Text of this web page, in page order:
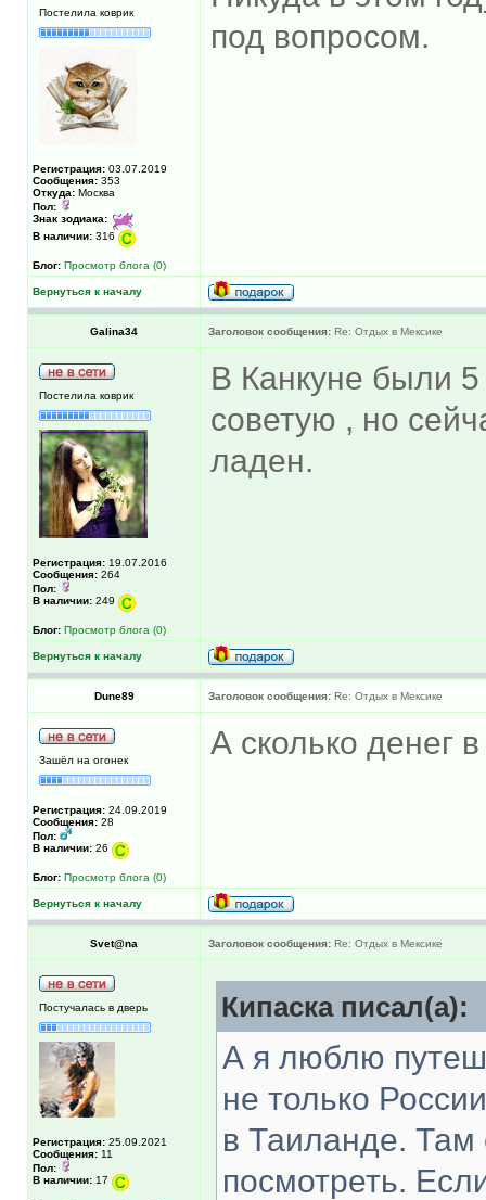
Постелила коврик
Регистрация: 03.07.2019
Сообщения: 353
Откуда: Москва
Пол:
Знак зодиака:
В наличии: 316
Блог: Просмотр блога (0)
под вопросом.
Вернуться к началу
Galina34 Заголовок сообщения: Re: Отдых в Мексике
Постелила коврик
Регистрация: 19.07.2016
Сообщения: 264
Пол:
В наличии: 249
Блог: Просмотр блога (0)
В Канкуне были
советую , но
ладен.
Вернуться к началу
Dune89 Заголовок сообщения: Re: Отдых в Мексике
Зашёл на огонек
Регистрация: 24.09.2019
Сообщения: 28
Пол:
В наличии: 26
Блог: Просмотр блога (0)
А сколько денег
Вернуться к началу
Svet@na Заголовок сообщения: Re: Отдых в Мексике
Постучалась в дверь
Регистрация: 25.09.2021
Сообщения: 11
Пол:
В наличии: 17
Кипаска писал(а):
А я люблю
не только
в Таиланде. Там
посмотреть.